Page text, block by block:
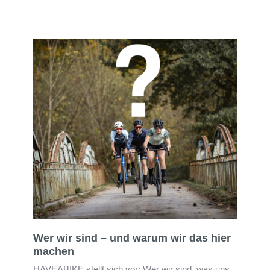
Wer wir sind – und warum wir das hier
machen